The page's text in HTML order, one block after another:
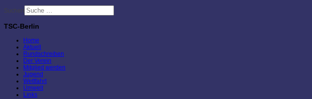
Suchen
TSC-Berlin
Home
Aktuell
Rundschreiben
Der Verein
Mitglied werden
Jugend
Wettfahrt
Umwelt
Links